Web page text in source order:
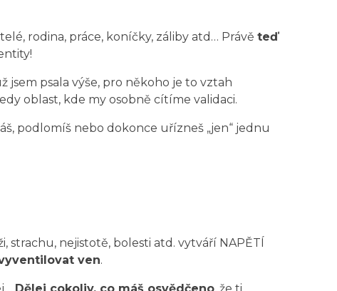
rodina, práce, koníčky, záliby atd… Právě teď
jsem psala výše, pro někoho je to vztah
oblast, kde my osobně cítíme validaci.
podlomíš nebo dokonce uřízneš „jen“ jednu
strachu, nejistotě, bolesti atd. vytváří NAPĚTÍ
ven.